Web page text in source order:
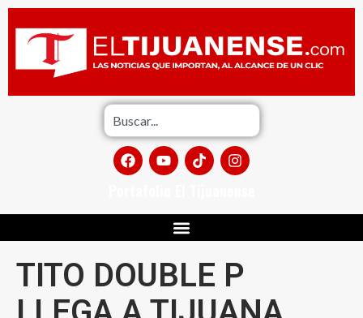
TITO DOUBLE P